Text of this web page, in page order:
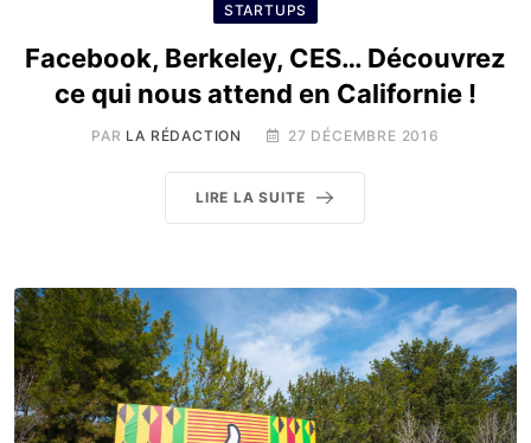
STARTUPS
Facebook, Berkeley, CES… Découvrez
ce qui nous attend en Californie !
PAR LA RÉDACTION 27 DÉCEMBRE 2016
LIRE LA SUITE